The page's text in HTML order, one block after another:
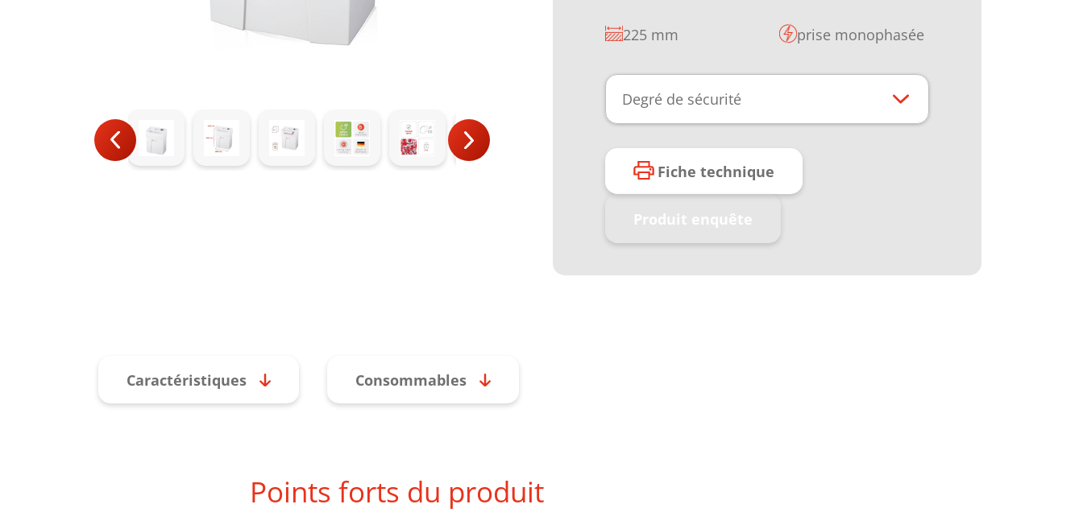
225 mm prise monophasée
Degré de sécurité
Fiche technique
Produit enquête
Caractéristiques Consommables
Points forts du produit